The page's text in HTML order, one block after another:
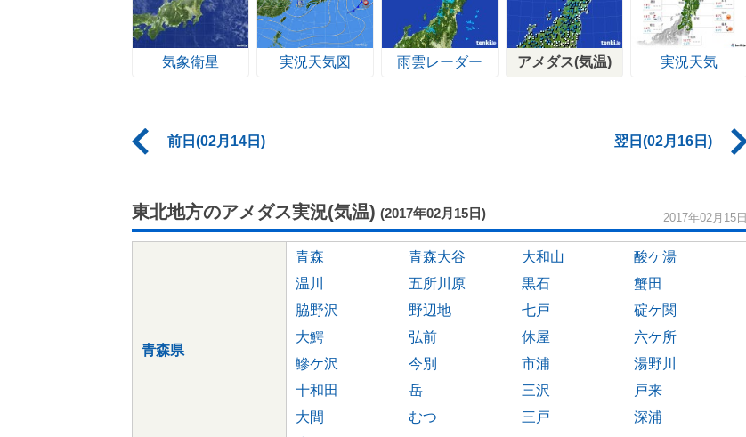
気象衛星 実況天気図 雨雲レーダー アメダス(気温) 実況天気
前日(02月14日) 翌日(02月16日)
東北地方のアメダス実況(気温) (2017年02月15日) 2017年02月15日
青森県
青森 青森大谷 大和山
酸ケ湯
温川
五所川原 黒石
蟹田
脇野沢
野辺地 七戸
碇ケ関
大鰐
弘前 休屋
六ケ所
鰺ケ沢
今別 市浦
湯野川
十和田
岳 三沢
戸来
大間
むつ 三戸
深浦